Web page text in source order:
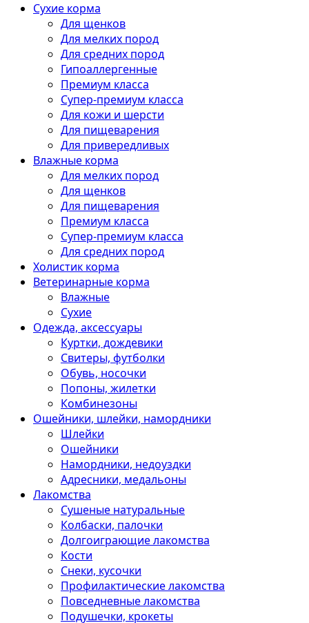
Сухие корма
Для щенков
Для мелких пород
Для средних пород
Гипоаллергенные
Премиум класса
Супер-премиум класса
Для кожи и шерсти
Для пищеварения
Для привередливых
Влажные корма
Для мелких пород
Для щенков
Для пищеварения
Премиум класса
Супер-премиум класса
Для средних пород
Холистик корма
Ветеринарные корма
Влажные
Сухие
Одежда, аксессуары
Куртки, дождевики
Свитеры, футболки
Обувь, носочки
Попоны, жилетки
Комбинезоны
Ошейники, шлейки, намордники
Шлейки
Ошейники
Намордники, недоуздки
Адресники, медальоны
Лакомства
Сушеные натуральные
Колбаски, палочки
Долгоиграющие лакомства
Кости
Снеки, кусочки
Профилактические лакомства
Повседневные лакомства
Подушечки, крокеты